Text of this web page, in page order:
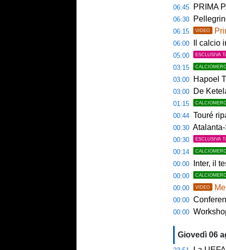
06:45 PRIMA
06:30
06:15 VIDEO
06:00 Il calcio
05:00 ESCLUSIVA
03:15
03:00 Hapoel
03:00 De
01:15
00:44 Touré
00:30
00:30 ESCLUSIVA
00:14
00:00 Inter, il
00:00
00:00 VIDEO
00:00
00:00 Workshop
Giovedì 06